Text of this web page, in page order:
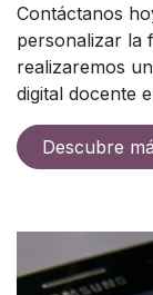
Contáctanos
personalizar la
realizaremos
digital docente
Descubre